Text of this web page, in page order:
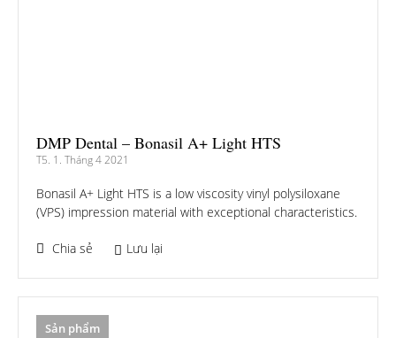
DMP Dental – Bonasil A+ Light HTS
T5. 1. Tháng 4 2021
Bonasil A+ Light HTS is a low viscosity vinyl polysiloxane
(VPS) impression material with exceptional characteristics.
Chia sẻ Lưu lại
Sản phẩm